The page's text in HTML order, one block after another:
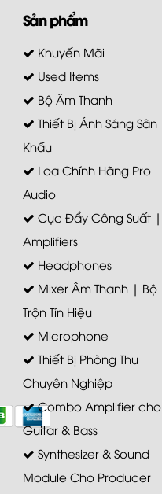
Sản phẩm
Khuyến Mãi
Used Items
Bộ Âm Thanh
Thiết Bị Ánh Sáng Sân
Khấu
Loa Chính Hãng Pro
Audio
Cục Đẩy Công Suất |
Amplifiers
Headphones
Mixer Âm Thanh | Bộ
Trộn Tín Hiệu
Microphone
Thiết Bị Phòng Thu
Chuyên Nghiệp
Combo Amplifier cho
Guitar & Bass
Synthesizer & Sound
Module Cho Producer